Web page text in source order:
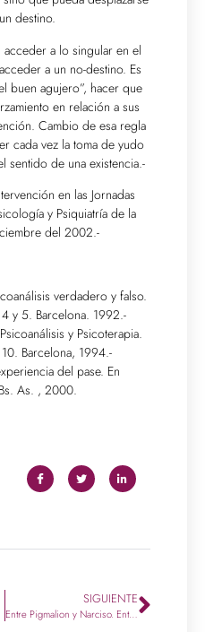
destino.
a lo singular en el
a un no-destino. Es
buen agujero”, hacer que
en relación a sus
Cambio de esa regla
cada vez la toma de yudo
sentido de una existencia.-
en las Jornadas
y Psiquiatría de la
del 2002.-
verdadero y falso.
4 y 5. Barcelona. 1992.-
y Psicoterapia.
Barcelona, 1994.-
del pase. En
As. , 2000.
SIGUIENTE
Entre Pigmalion y Narciso. Entrevista al Dr. José Alberto Mainetti